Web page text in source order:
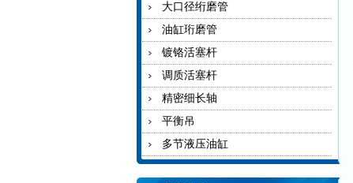
大口径绗磨管
油缸珩磨管
镀铬活塞杆
调质活塞杆
精密细长轴
平衡吊
多节液压油缸